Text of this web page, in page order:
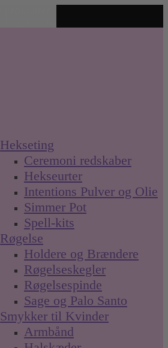
Hekseting
Ceremoni redskaber
Hekseurter
Intentions Pulver og Olie
Simmer Pot
Spell-kits
Røgelse
Holdere og Brændere
Røgelseskegler
Røgelsespinde
Sage og Palo Santo
Smykker til Kvinder
Armbånd